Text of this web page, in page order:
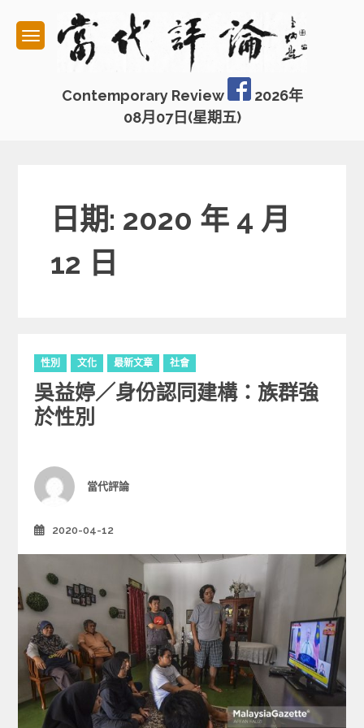
content
Contemporary Review
2026年
08月07日(星期五)
日期: 2020 年 4 月
12 日
C
a
t
e
g
i
e
性別 文化 最新文章 社會
吳益婷／身份認同建構：族群強
於性別
Author
當代評論
2020-04-12